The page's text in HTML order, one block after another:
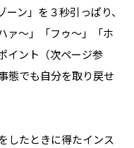
ン」を３秒引っぱり、
ァ〜」「フゥ〜」「ホ
イント（次ページ参
態でも自分を取り戻せ
したときに得たインス